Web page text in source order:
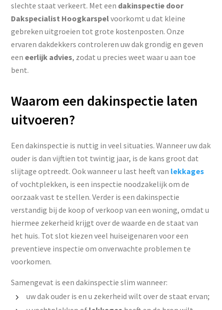
slechte staat verkeert. Met een dakinspectie door
Dakspecialist Hoogkarspelvoorkomt u dat kleine
gebreken uitgroeien tot grote kostenposten. Onze
ervaren dakdekkers controleren uw dak grondig en geven
een eerlijk advies, zodat u precies weet waar u aan toe
bent.
Waarom een dakinspectie laten
uitvoeren?
Een dakinspectie is nuttig in veel situaties. Wanneer uw dak
ouder is dan vijftien tot twintig jaar, is de kans groot dat
slijtage optreedt. Ook wanneer u last heeft van lekkages
of vochtplekken, is een inspectie noodzakelijk om de
oorzaak vast te stellen. Verder is een dakinspectie
verstandig bij de koop of verkoop van een woning, omdat u
hiermee zekerheid krijgt over de waarde en de staat van
het huis. Tot slot kiezen veel huiseigenaren voor een
preventieve inspectie om onverwachte problemen te
voorkomen.
Samengevat is een dakinspectie slim wanneer:
uw dak ouder is en u zekerheid wilt over de staat ervan;